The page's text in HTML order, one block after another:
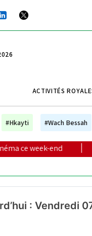
ACTIVITÉS
#Hkayti #Wach Bessah
| Vague de
: Vendredi